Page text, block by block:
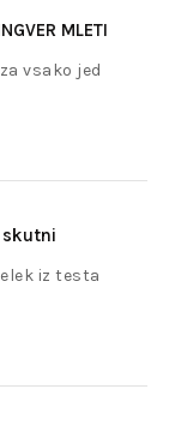
MLETI
vsako jed
skutni
iz testa